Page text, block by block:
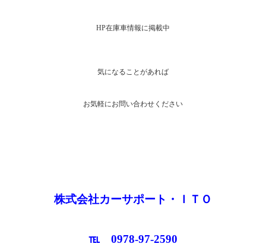
HP在庫車情報に掲載中
気になることがあれば
お気軽にお問い合わせください
株式会社カーサポート・ＩＴＯ
℡ 0978-97-2590